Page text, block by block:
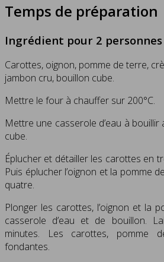
Temps de préparation
Ingrédient pour 2 personnes
Carottes, oignon, pomme de terre,
jambon cru, bouillon cube.
Mettre le four à chauffer sur 200°C.
Mettre une casserole d’eau à
cube.
Éplucher et détailler les carottes en
Puis éplucher l’oignon et la pomme
quatre.
Plonger les carottes, l’oignon et la
casserole d’eau et de bouillon.
minutes. Les carottes, pomme
fondantes.